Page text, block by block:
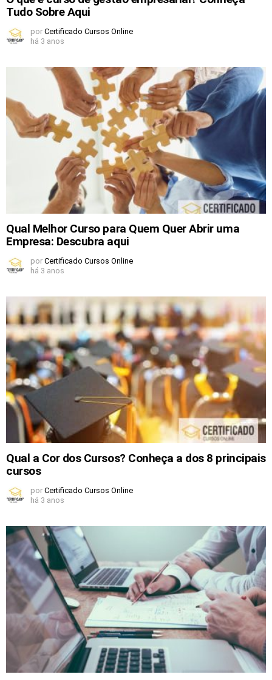
Tudo Sobre Aqui
por Certificado Cursos Online
há 3 anos
Qual Melhor Curso para Quem Quer Abrir uma
Empresa: Descubra aqui
por Certificado Cursos Online
há 3 anos
Qual a Cor dos Cursos? Conheça a dos 8 principais
cursos
por Certificado Cursos Online
há 3 anos